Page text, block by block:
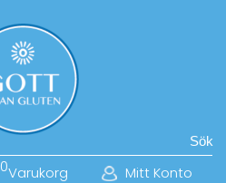
Sök
Varukorg
0 Mitt Konto